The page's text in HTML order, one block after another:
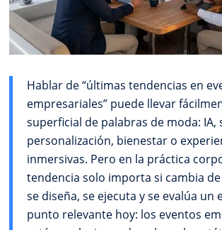
Hablar de “últimas tendencias en
empresariales” puede llevar
superficial de palabras de moda: IA,
personalización, bienestar o
inmersivas. Pero en la práctica
tendencia solo importa si cambia
se diseña, se ejecuta y se evalúa un
punto relevante hoy: los eventos